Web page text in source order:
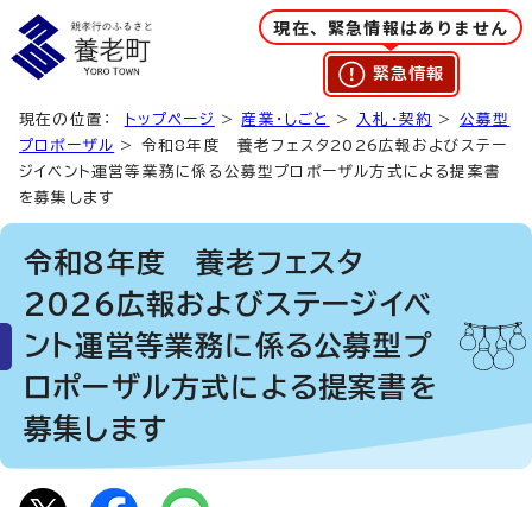
現在、緊急情報はありません
緊急情報
現在の位置： トップページ > 産業・しごと > 入札・契約 > 公募型
プロポーザル > 令和8年度 養老フェスタ2026広報およびステー
ジイベント運営等業務に係る公募型プロポーザル方式による提案書
を募集します
令和8年度 養老フェスタ
2026広報およびステージイベ
ント運営等業務に係る公募型プ
ロポーザル方式による提案書を
募集します